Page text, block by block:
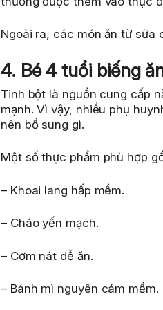
Ngoài ra, các món ăn từ sữa
4. Bé 4 tuổi biếng
Tinh bột là nguồn cung cấp
mạnh. Vì vậy, nhiều phụ
nên bổ sung gì.
Một số thực phẩm phù hợp
– Khoai lang hấp mềm.
– Cháo yến mạch.
– Cơm nát dễ ăn.
– Bánh mì nguyên cám mềm.